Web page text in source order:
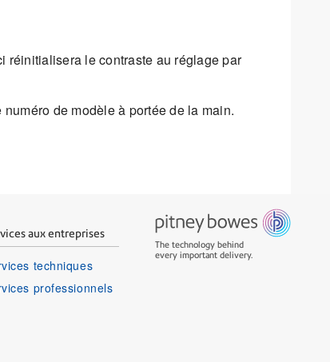
réinitialisera le contraste au réglage par
de modèle à portée de la main.
aux entreprises
techniques
professionnels
The technology behind
every important delivery.